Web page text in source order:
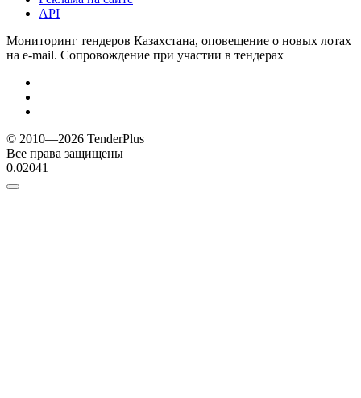
API
Мониторинг тендеров Казахстана, оповещение о новых лотах
на e-mail. Сопровождение при участии в тендерах
© 2010—2026 TenderPlus
Все права защищены
0.02041